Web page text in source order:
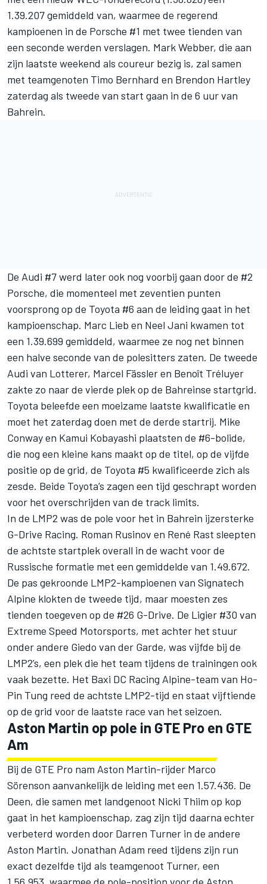
1.39.207 gemiddeld van, waarmee de regerend
kampioenen in de Porsche #1 met twee tienden van
een seconde werden verslagen. Mark Webber, die aan
zijn laatste weekend als coureur bezig is, zal samen
met teamgenoten Timo Bernhard en Brendon Hartley
zaterdag als tweede van start gaan in de 6 uur van
Bahrein.
De Audi #7 werd later ook nog voorbij gaan door de #2
Porsche, die momenteel met zeventien punten
voorsprong op de Toyota #6 aan de leiding gaat in het
kampioenschap. Marc Lieb en Neel Jani kwamen tot
een 1.39.699 gemiddeld, waarmee ze nog net binnen
een halve seconde van de polesitters zaten. De tweede
Audi van Lotterer, Marcel Fässler en Benoît Tréluyer
zakte zo naar de vierde plek op de Bahreinse startgrid.
Toyota beleefde een moeizame laatste kwalificatie en
moet het zaterdag doen met de derde startrij. Mike
Conway en Kamui Kobayashi plaatsten de #6-bolide,
die nog een kleine kans maakt op de titel, op de vijfde
positie op de grid, de Toyota #5 kwalificeerde zich als
zesde. Beide Toyota’s zagen een tijd geschrapt worden
voor het overschrijden van de track limits.
In de LMP2 was de pole voor het in Bahrein ijzersterke
G-Drive Racing. Roman Rusinov en René Rast sleepten
de achtste startplek overall in de wacht voor de
Russische formatie met een gemiddelde van 1.49.672.
De pas gekroonde LMP2-kampioenen van Signatech
Alpine klokten de tweede tijd, maar moesten zes
tienden toegeven op de #26 G-Drive. De Ligier #30 van
Extreme Speed Motorsports, met achter het stuur
onder andere Giedo van der Garde, was vijfde bij de
LMP2’s, een plek die het team tijdens de trainingen ook
vaak bezette. Het Baxi DC Racing Alpine-team van Ho-
Pin Tung reed de achtste LMP2-tijd en staat vijftiende
op de grid voor de laatste race van het seizoen.
Aston Martin op pole in GTE Pro en GTE
Am
Bij de GTE Pro nam Aston Martin-rijder Marco
Sörenson aanvankelijk de leiding met een 1.57.436. De
Deen, die samen met landgenoot Nicki Thiim op kop
gaat in het kampioenschap, zag zijn tijd daarna echter
verbeterd worden door Darren Turner in de andere
Aston Martin. Jonathan Adam reed tijdens zijn run
exact dezelfde tijd als teamgenoot Turner, een